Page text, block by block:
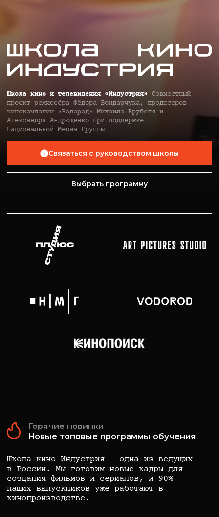
Связаться с руководством школы
Выбрать программу
Новые топовые программы обучения
Горячие новинки
Школа кино Индустрия — одна из ведущих
кинопроизводстве.
Мастерская режиссуры
Юрий Быков
1 000 000₽ / 55 555₽ мес.
стоимость